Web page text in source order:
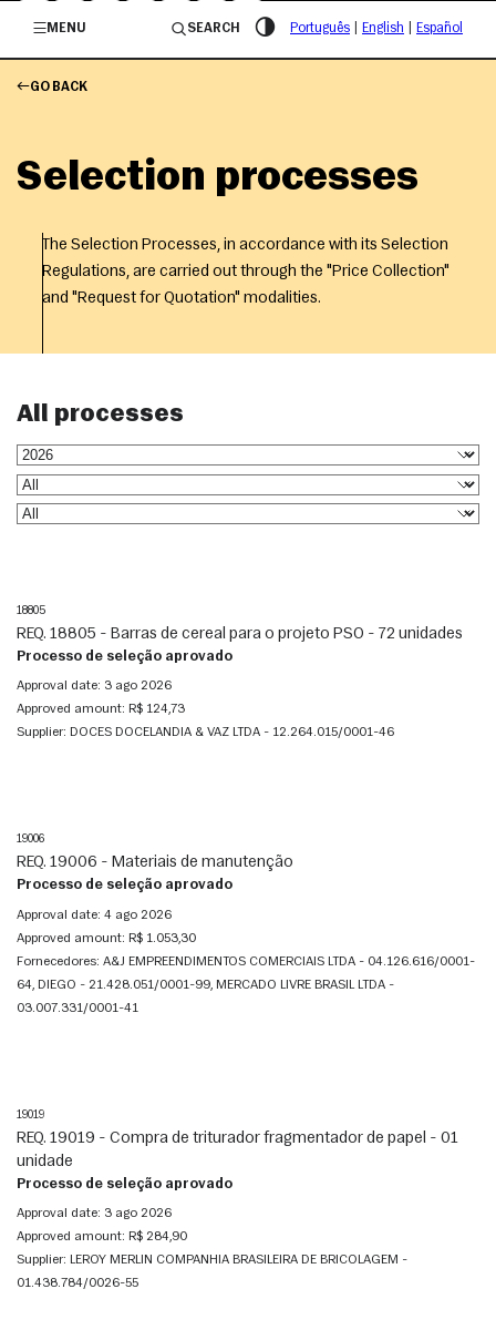
/governosp
MENU
SEARCH Português English Español
GO BACK
Selection processes
The Selection Processes, in accordance with its Selection
Regulations, are carried out through the "Price Collection"
and "Request for Quotation" modalities.
All processes
18805
REQ. 18805 - Barras de cereal para o projeto PSO - 72 unidades
Processo de seleção aprovado
Approval date: 3 ago 2026
Approved amount: R$ 124,73
Supplier: DOCES DOCELANDIA & VAZ LTDA - 12.264.015/0001-46
19006
REQ. 19006 - Materiais de manutenção
Processo de seleção aprovado
Approval date: 4 ago 2026
Approved amount: R$ 1.053,30
Fornecedores: A&J EMPREENDIMENTOS COMERCIAIS LTDA - 04.126.616/0001-
64, DIEGO - 21.428.051/0001-99, MERCADO LIVRE BRASIL LTDA -
03.007.331/0001-41
19019
REQ. 19019 - Compra de triturador fragmentador de papel - 01
unidade
Processo de seleção aprovado
Approval date: 3 ago 2026
Approved amount: R$ 284,90
Supplier: LEROY MERLIN COMPANHIA BRASILEIRA DE BRICOLAGEM -
01.438.784/0026-55